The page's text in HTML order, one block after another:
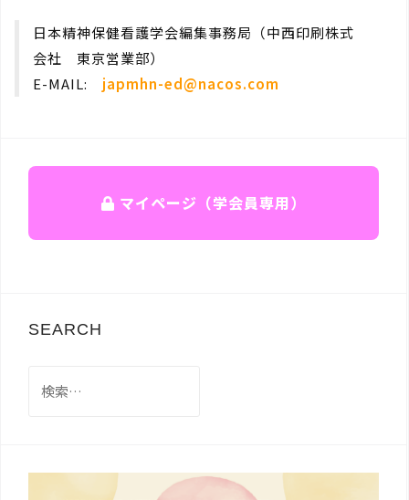
日本精神保健看護学会編集事務局（中西印刷株式
会社 東京営業部）
E-MAIL: japmhn-ed@nacos.com
マイページ（学会員専用）
SEARCH
索: